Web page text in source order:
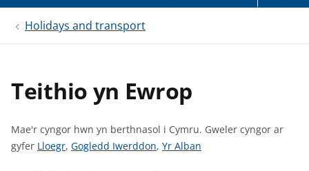
r
w
Holidays and transport
Teithio yn Ewrop
Mae'r cyngor hwn yn berthnasol i Cymru. Gweler cyngor ar
gyfer G
Lloegr, G
Gogledd Iwerddon, G
Yr Alban